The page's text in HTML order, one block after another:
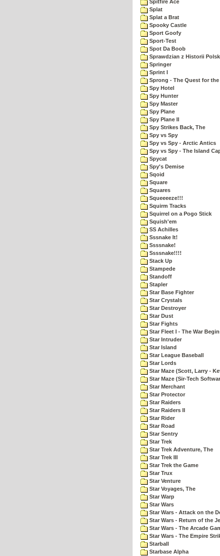
Spitfire Ace
Splat
Splat a Brat
Spooky Castle
Sport Goofy
Sport-Test
Spot Da Boob
Sprawdzian z Historii
Springer
Sprint I
Sprong - The Quest for
Spy Hotel
Spy Hunter
Spy Master
Spy Plane
Spy Plane II
Spy Strikes Back, The
Spy vs Spy
Spy vs Spy - Arctic Antics
Spy vs Spy - The Island
Spycat
Spy's Demise
Sqoid
Square
Squares
Squeeeeze!!!
Squirm Tracks
Squirrel on a Pogo Stick
Squish'em
SS Achilles
Sssnake It!
Ssssnake!
Ssssnake!!!!
Stack Up
Stampede
Standoff
Stapler
Star Base Fighter
Star Crystals
Star Destroyer
Star Dust
Star Fights
Star Fleet I - The War
Star Intruder
Star Island
Star League Baseball
Star Lords
Star Maze (Scott, Larry -
Star Maze (Sir-Tech
Star Merchant
Star Protector
Star Raiders
Star Raiders II
Star Rider
Star Road
Star Sentry
Star Trek
Star Trek Adventure, The
Star Trek III
Star Trek the Game
Star Trux
Star Venture
Star Voyages, The
Star Warp
Star Wars
Star Wars - Attack on the
Star Wars - Return of the
Star Wars - The Arcade
Star Wars - The Empire
Starball
Starbase Alpha